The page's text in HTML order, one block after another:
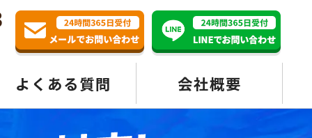
よくある質問 会社概要